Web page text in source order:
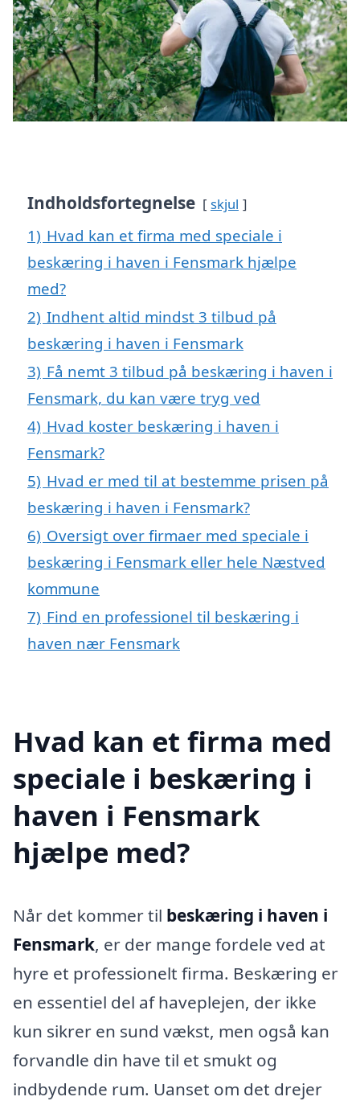
Indholdsfortegnelse skjul
1) Hvad kan et firma med speciale i
beskæring i haven i Fensmark hjælpe
med?
2) Indhent altid mindst 3 tilbud på
beskæring i haven i Fensmark
3) Få nemt 3 tilbud på beskæring i haven i
Fensmark, du kan være tryg ved
4) Hvad koster beskæring i haven i
Fensmark?
5) Hvad er med til at bestemme prisen på
beskæring i haven i Fensmark?
6) Oversigt over firmaer med speciale i
beskæring i Fensmark eller hele Næstved
kommune
7) Find en professionel til beskæring i
haven nær Fensmark
Hvad kan et firma med
speciale i beskæring i
haven i Fensmark
hjælpe med?
Når det kommer til beskæring i haven i
Fensmark, er der mange fordele ved at
hyre et professionelt firma. Beskæring er
en essentiel del af haveplejen, der ikke
kun sikrer en sund vækst, men også kan
forvandle din have til et smukt og
indbydende rum. Uanset om det drejer